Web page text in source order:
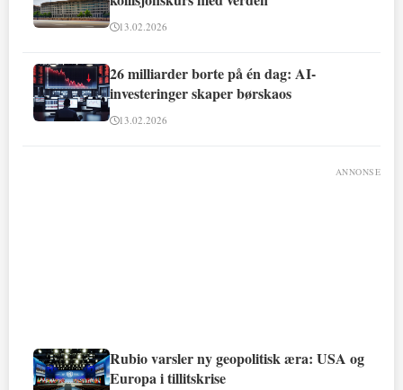
13.02.2026
26 milliarder borte på én dag: AI-
investeringer skaper børskaos
13.02.2026
ANNONSE
Rubio varsler ny geopolitisk æra: USA og
Europa i tillitskrise